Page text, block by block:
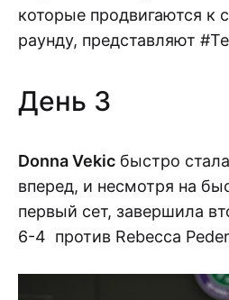
которые продвигаются к
раунду, представляют
День 3
Donna Vekic быстро
вперед, и несмотря на
первый сет, завершила
6-4 против Rebecca